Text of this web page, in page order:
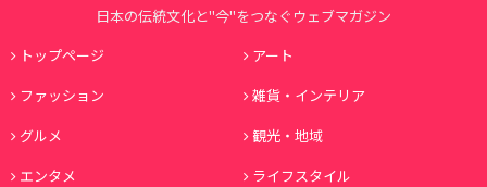
日本の伝統文化と"今"をつなぐウェブマガジン
トップページ
アート
ファッション
雑貨・インテリア
グルメ
観光・地域
エンタメ
ライフスタイル